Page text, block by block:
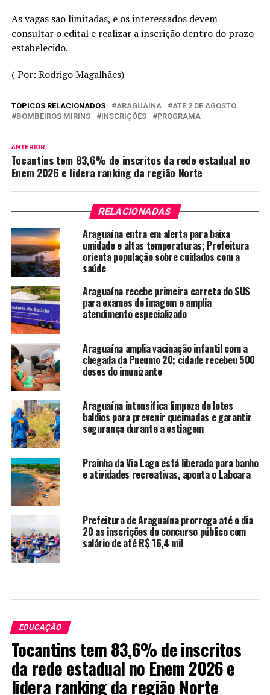
As vagas são limitadas, e os interessados devem
consultar o edital e realizar a inscrição dentro do prazo
estabelecido.
( Por: Rodrigo Magalhães)
TÓPICOS RELACIONADOS ARAGUAÍNA
ATÉ 2 DE AGOSTO
BOMBEIROS MIRINS
INSCRIÇÕES PROGRAMA
ANTERIOR
Tocantins tem 83,6% de inscritos da rede estadual no
Enem 2026 e lidera ranking da região Norte
RELACIONADAS
Araguaína entra em alerta para baixa
umidade e altas temperaturas; Prefeitura
orienta população sobre cuidados com a
saúde
Araguaína recebe primeira carreta do SUS
para exames de imagem e amplia
atendimento especializado
Araguaína amplia vacinação infantil com a
chegada da Pneumo 20; cidade recebeu 500
doses do imunizante
Araguaína intensifica limpeza de lotes
baldios para prevenir queimadas e garantir
segurança durante a estiagem
Prainha da Via Lago está liberada para banho
e atividades recreativas, aponta o Laboara
Prefeitura de Araguaína prorroga até o dia
20 as inscrições do concurso público com
salário de até R$ 16,4 mil
EDUCAÇÃO
Tocantins tem 83,6% de inscritos
da rede estadual no Enem 2026 e
lidera ranking da região Norte